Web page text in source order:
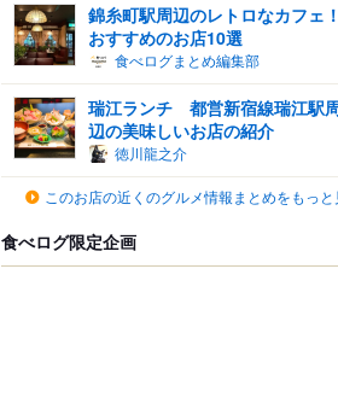
錦糸町駅周辺のレトロなカフェ！
おすすめのお店10選
食べログまとめ編集部
瑞江ランチ 都営新宿線瑞江駅
辺の美味しいお店の紹介
徳川龍之介
このお店の近くのグルメ情報まとめをもっと
食べログ限定企画